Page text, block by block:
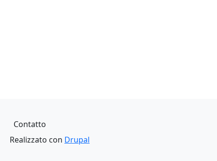
Piè di pagina
Contatto
Realizzato con Drupal